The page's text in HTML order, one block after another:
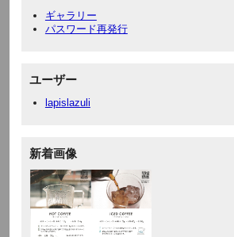
ギャラリー
パスワード再発行
ユーザー
lapislazuli
新着画像